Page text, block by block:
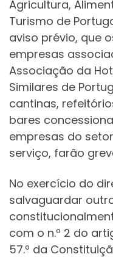
Agricultura,
Turismo de
aviso prévio, que
empresas
Associação da
Similares de
cantinas,
bares
empresas do
serviço, farão
No exercício do
salvaguardar
com o n.º 2 do
57.º da